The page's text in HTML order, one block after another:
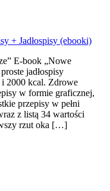
+ Jadłospisy (ebooki)
E-book „Nowe
jadłospisy
2000 kcal. Zdrowe
w formie graficznej,
przepisy w pełni
z listą 34 wartości
rzut oka […]